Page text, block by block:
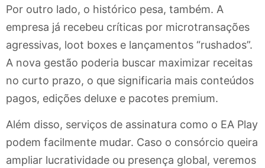
Por outro lado, o histórico pesa, também. A
empresa já recebeu críticas por microtransações
agressivas, loot boxes e lançamentos “rushados”.
A nova gestão poderia buscar maximizar receitas
no curto prazo, o que significaria mais conteúdos
pagos, edições deluxe e pacotes premium.
Além disso, serviços de assinatura como o EA Play
podem facilmente mudar. Caso o consórcio queira
ampliar lucratividade ou presença global, veremos